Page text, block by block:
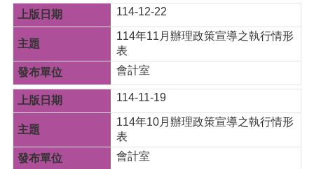
市
信
箱
常
見
題
桃
114-12-22
114年11月辦理政策宣導之執行情形
表
會計室
114-11-19
114年10月辦理政策宣導之執行情形
表
會計室